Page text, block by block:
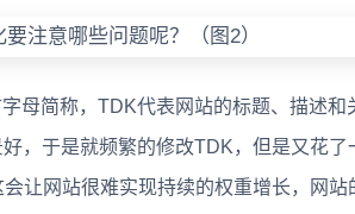
简称，TDK代表网站的标题、描述和
，于是就频繁的修改TDK，但是又花了
让网站很难实现持续的权重增长，网站